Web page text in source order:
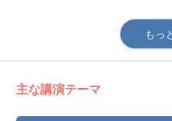
＜趣味・特技＞
・絵手紙 （個展2009
・雪駄タップ／かっぽれ
・ボディビル
・司会 （相撲部屋の
もっ
主な講演テーマ